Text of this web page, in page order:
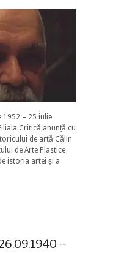
1952 – 25 iulie
Critică anunță cu
de artă Călin
de Arte Plastice
istoria artei și a
–